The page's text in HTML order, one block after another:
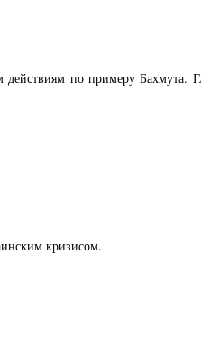
по примеру Бахмута.
кризисом.